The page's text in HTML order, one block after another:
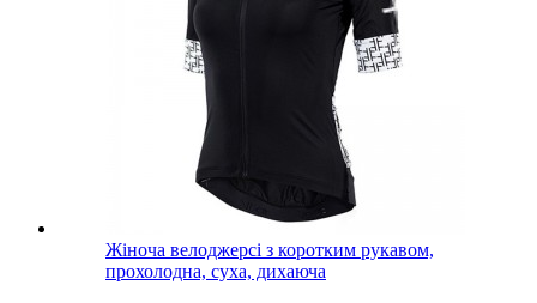
Жіноча велоджерсі з коротким рукавом,
прохолодна, суха, дихаюча